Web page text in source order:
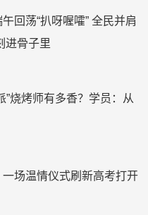
回荡“扒呀喔嚯” 全民并肩
进骨子里
”烧烤师有多香？学员：从
场温情仪式刷新高考打开